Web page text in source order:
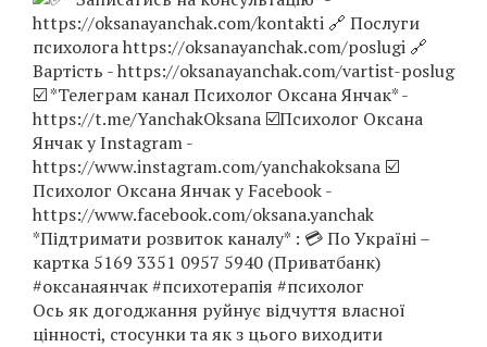
Ось як догоджання руйнує відчуття власної
цінності, стосунки та як з цього виходити